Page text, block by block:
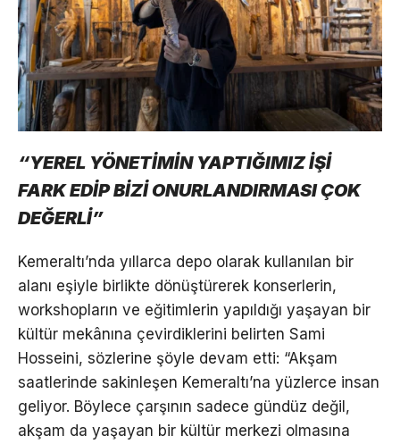
“YEREL YÖNETİMİN YAPTIĞIMIZ İŞİ
FARK EDİP BİZİ ONURLANDIRMASI ÇOK
DEĞERLİ”
Kemeraltı’nda yıllarca depo olarak kullanılan bir
alanı eşiyle birlikte dönüştürerek konserlerin,
workshopların ve eğitimlerin yapıldığı yaşayan bir
kültür mekânına çevirdiklerini belirten Sami
Hosseini, sözlerine şöyle devam etti: “Akşam
saatlerinde sakinleşen Kemeraltı’na yüzlerce insan
geliyor. Böylece çarşının sadece gündüz değil,
akşam da yaşayan bir kültür merkezi olmasına